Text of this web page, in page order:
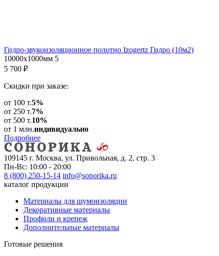
Гидро-звукоизоляционное полотно Izogertz Гидро (10м2)
10000х1000мм 5
5 700 ₽
Скидки при заказе:
от 100 т.5%
от 250 т.7%
от 500 т.10%
от 1 млн.индивидуально
Подробнее
109145 г. Москва, ул. Привольная, д. 2, стр. 3
Пн-Вс: 10:00 - 20:00
8 (800) 250-15-14 info@sonorika.ru
каталог продукции
Материалы для шумоизоляции
Декоративные материалы
Профили и крепеж
Дополнительные материалы
Готовые решения